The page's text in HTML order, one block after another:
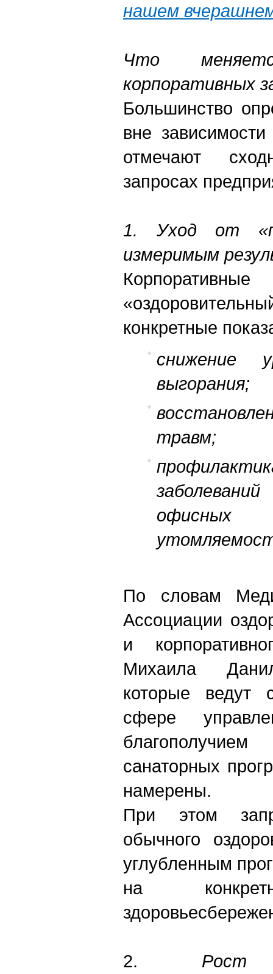
нашем
Что
корпоративных
Большинство
вне
отмечают
запросах
1. Уход от
измеримым
конкретные
снижение
выгорания;
травм;
офисных
По словам
Ассоциации
и
Михаила
которые ведут
сфере
санаторных
намерены.
При этом
обычного
углубленным
на
2.